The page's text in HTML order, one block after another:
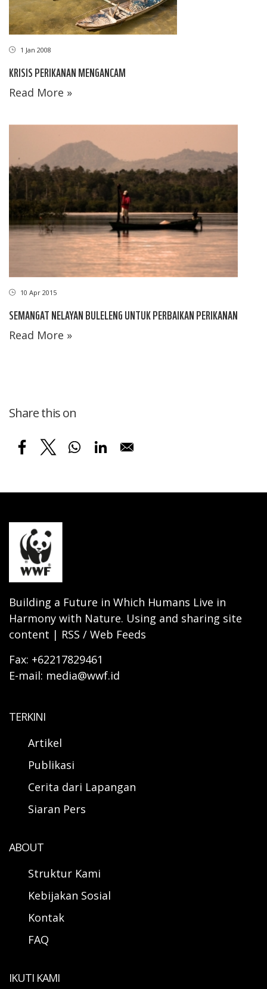
1 Jan 2008
KRISIS PERIKANAN MENGANCAM
Read More »
10 Apr 2015
SEMANGAT NELAYAN BULELENG UNTUK PERBAIKAN PERIKANAN
Read More »
Share this on
Building a Future in Which Humans Live in
Harmony with Nature. Using and sharing site
content | RSS / Web Feeds
Fax: +62217829461
E-mail: media@wwf.id
TERKINI
Artikel
Publikasi
Cerita dari Lapangan
Siaran Pers
ABOUT
Struktur Kami
Kebijakan Sosial
Kontak
FAQ
IKUTI KAMI